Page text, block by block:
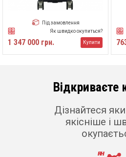
Під замовлення
Як швидко окупиться?
1 347 000 грн. Купити
Відкриваєте
Дізнайтеся
якісніше і